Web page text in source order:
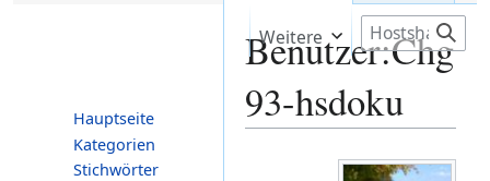
Benutzer:Chg
93-hsdoku
Weitere
S
u
h
e
Hauptseite
Kategorien
Stichwörter